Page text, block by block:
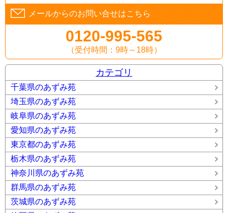
メールからのお問い合せはこちら
0120-995-565
（受付時間：9時～18時）
カテゴリ
千葉県のあずみ苑
埼玉県のあずみ苑
岐阜県のあずみ苑
愛知県のあずみ苑
東京都のあずみ苑
栃木県のあずみ苑
神奈川県のあずみ苑
群馬県のあずみ苑
茨城県のあずみ苑